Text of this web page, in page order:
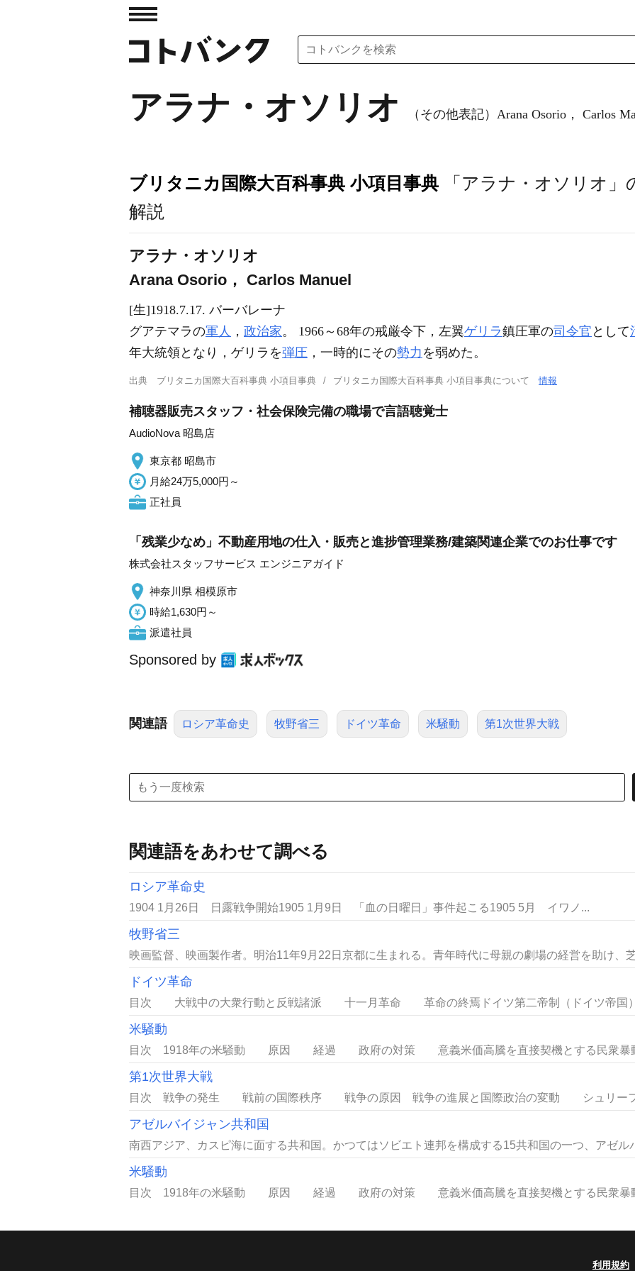
アラナ・オソリオ （その他表記）Arana Osorio， Carlos
ブリタニカ国際大百科事典 小項目事典 「アラナ・オソリオ
解説
アラナ・オソリオ
Arana Osorio， Carlos Manuel
[生]1918.7.17. バーバレーナ
グアテマラの軍人 ， 政治家。 1966～68年の戒厳令下，左翼ゲリラ鎮圧軍の司令官 として
年大統領となり，ゲリラを弾圧 ，一時的にその勢力 を弱めた。
出典 ブリタニカ国際大百科事典 小項目事典 ブリタニカ国際大百科事典 小項目事典について情報
補聴器販売スタッフ・社会保険完備の職場で言語聴覚士
AudioNova 昭島店
東京都 昭島市
月給24万5,000円～
正社員
「残業少なめ」不動産用地の仕入・販売と進捗管理業務/建築関連企業でのお仕事です
株式会社スタッフサービス エンジニアガイド
神奈川県 相模原市
時給1,630円～
派遣社員
Sponsored by
関連語 ロシア革命史 牧野省三 ドイツ革命 米騒動 第1次世界大戦
関連語をあわせて調べる
ロシア革命史
1904 1月26日 日露戦争開始1905 1月9日 「血の日曜日」事件起こる1905 5月 イワノ...
牧野省三
映画監督、映画製作者。明治11年9月22日京都に生まれる。青年時代に母親の劇場の経営を助け、
ドイツ革命
目次 大戦中の大衆行動と反戦諸派 十一月革命 革命の終焉ドイツ第二帝制（ドイツ帝国）
米騒動
目次 1918年の米騒動 原因 経過 政府の対策 意義米価高騰を直接契機とする民衆暴
第1次世界大戦
目次 戦争の発生 戦前の国際秩序 戦争の原因 戦争の進展と国際政治の変動 シュリーフ
アゼルバイジャン共和国
南西アジア、カスピ海に面する共和国。かつてはソビエト連邦を構成する15共和国の一つ、アゼル
米騒動
目次 1918年の米騒動 原因 経過 政府の対策 意義米価高騰を直接契機とする民衆暴
利用規約